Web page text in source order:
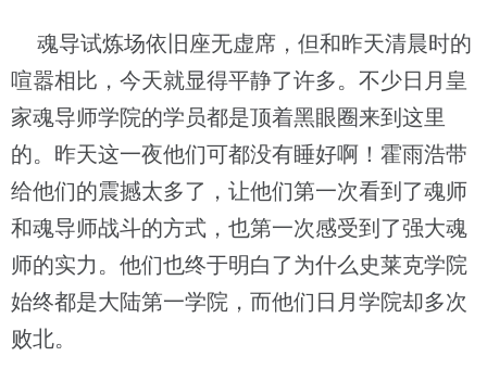
魂导试炼场依旧座无虚席，但和昨天清晨时的
喧嚣相比，今天就显得平静了许多。不少日月皇
家魂导师学院的学员都是顶着黑眼圈来到这里
的。昨天这一夜他们可都没有睡好啊！霍雨浩带
给他们的震撼太多了，让他们第一次看到了魂师
和魂导师战斗的方式，也第一次感受到了强大魂
师的实力。他们也终于明白了为什么史莱克学院
始终都是大陆第一学院，而他们日月学院却多次
败北。